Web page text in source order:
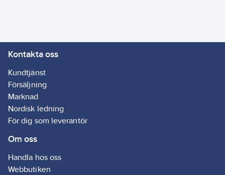
Kontakta oss
Kundtjänst
Försäljning
Marknad
Nordisk ledning
För dig som leverantör
Om oss
Handla hos oss
Webbutiken